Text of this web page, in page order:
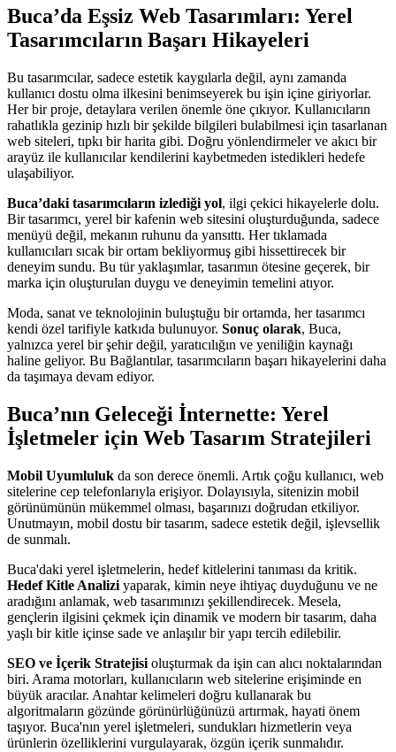
Buca’da Eşsiz Web Tasarımları: Yerel
Tasarımcıların Başarı Hikayeleri
Bu tasarımcılar, sadece estetik kaygılarla değil, aynı zamanda
kullanıcı dostu olma ilkesini benimseyerek bu işin içine giriyorlar.
Her bir proje, detaylara verilen önemle öne çıkıyor. Kullanıcıların
rahatlıkla gezinip hızlı bir şekilde bilgileri bulabilmesi için tasarlanan
web siteleri, tıpkı bir harita gibi. Doğru yönlendirmeler ve akıcı bir
arayüz ile kullanıcılar kendilerini kaybetmeden istedikleri hedefe
ulaşabiliyor.
Buca’daki tasarımcıların izlediği yol, ilgi çekici hikayelerle dolu.
Bir tasarımcı, yerel bir kafenin web sitesini oluşturduğunda, sadece
menüyü değil, mekanın ruhunu da yansıttı. Her tıklamada
kullanıcıları sıcak bir ortam bekliyormuş gibi hissettirecek bir
deneyim sundu. Bu tür yaklaşımlar, tasarımın ötesine geçerek, bir
marka için oluşturulan duygu ve deneyimin temelini atıyor.
Moda, sanat ve teknolojinin buluştuğu bir ortamda, her tasarımcı
kendi özel tarifiyle katkıda bulunuyor. Sonuç olarak, Buca,
yalnızca yerel bir şehir değil, yaratıcılığın ve yeniliğin kaynağı
haline geliyor. Bu Bağlantılar, tasarımcıların başarı hikayelerini daha
da taşımaya devam ediyor.
Buca’nın Geleceği İnternette: Yerel
İşletmeler için Web Tasarım Stratejileri
Mobil Uyumluluk da son derece önemli. Artık çoğu kullanıcı, web
sitelerine cep telefonlarıyla erişiyor. Dolayısıyla, sitenizin mobil
görünümünün mükemmel olması, başarınızı doğrudan etkiliyor.
Unutmayın, mobil dostu bir tasarım, sadece estetik değil, işlevsellik
de sunmalı.
Buca'daki yerel işletmelerin, hedef kitlelerini tanıması da kritik.
Hedef Kitle Analizi yaparak, kimin neye ihtiyaç duyduğunu ve ne
aradığını anlamak, web tasarımınızı şekillendirecek. Mesela,
gençlerin ilgisini çekmek için dinamik ve modern bir tasarım, daha
yaşlı bir kitle içinse sade ve anlaşılır bir yapı tercih edilebilir.
SEO ve İçerik Stratejisi oluşturmak da işin can alıcı noktalarından
biri. Arama motorları, kullanıcıların web sitelerine erişiminde en
büyük aracılar. Anahtar kelimeleri doğru kullanarak bu
algoritmaların gözünde görünürlüğünüzü artırmak, hayati önem
taşıyor. Buca'nın yerel işletmeleri, sundukları hizmetlerin veya
ürünlerin özelliklerini vurgulayarak, özgün içerik sunmalıdır.